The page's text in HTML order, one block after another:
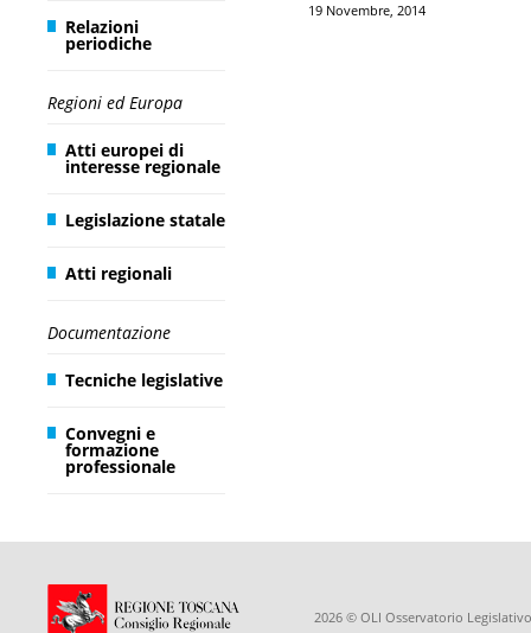
Relazioni
periodiche
Regioni ed Europa
Atti europei di
interesse regionale
Legislazione statale
Atti regionali
Documentazione
Tecniche legislative
Convegni e
formazione
professionale
19 Novembre, 2014
2026 © OLI Osservatorio